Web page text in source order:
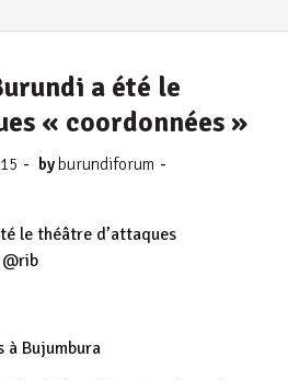
a été le
« coordonnées »
- by burundiforum -
le théâtre d’attaques
à Bujumbura